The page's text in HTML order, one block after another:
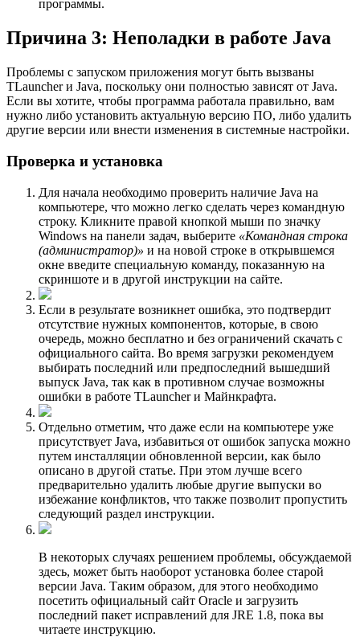
программы.
Причина 3: Неполадки в работе Java
Проблемы с запуском приложения могут быть вызваны
TLauncher и Java, поскольку они полностью зависят от Java.
Если вы хотите, чтобы программа работала правильно, вам
нужно либо установить актуальную версию ПО, либо удалить
другие версии или внести изменения в системные настройки.
Проверка и установка
Для начала необходимо проверить наличие Java на
компьютере, что можно легко сделать через командную
строку. Кликните правой кнопкой мыши по значку
Windows на панели задач, выберите «Командная строка
(администратор)» и на новой строке в открывшемся
окне введите специальную команду, показанную на
скриншоте и в другой инструкции на сайте.
Если в результате возникнет ошибка, это подтвердит
отсутствие нужных компонентов, которые, в свою
очередь, можно бесплатно и без ограничений скачать с
официального сайта. Во время загрузки рекомендуем
выбирать последний или предпоследний вышедший
выпуск Java, так как в противном случае возможны
ошибки в работе TLauncher и Майнкрафта.
Отдельно отметим, что даже если на компьютере уже
присутствует Java, избавиться от ошибок запуска можно
путем инсталляции обновленной версии, как было
описано в другой статье. При этом лучше всего
предварительно удалить любые другие выпуски во
избежание конфликтов, что также позволит пропустить
следующий раздел инструкции.
В некоторых случаях решением проблемы, обсуждаемой
здесь, может быть наоборот установка более старой
версии Java. Таким образом, для этого необходимо
посетить официальный сайт Oracle и загрузить
последний пакет исправлений для JRE 1.8, пока вы
читаете инструкцию.